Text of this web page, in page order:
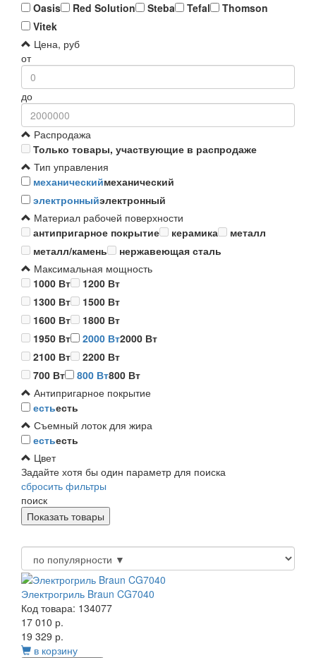
Oasis
Red Solution Steba Tefal
Thomson
Vitek
Цена, руб
от
до
Распродажа
Только товары, участвующие в распродаже
Тип управления
механическиймеханический
электронныйэлектронный
Материал рабочей поверхности
антипригарное покрытие
керамика
металл
металл/камень
нержавеющая сталь
Максимальная мощность
1000 Вт
1200 Вт
1300 Вт
1500 Вт
1600 Вт
1800 Вт
1950 Вт
2000 Вт2000 Вт
2100 Вт
2200 Вт
700 Вт
800 Вт800 Вт
Антипригарное покрытие
естьесть
Съемный лоток для жира
естьесть
Цвет
Задайте хотя бы один параметр для поиска
сбросить фильтры
поиск
Электрогриль Braun CG7040
Код товара: 134077
17 010 р.
19 329 р.
в корзину